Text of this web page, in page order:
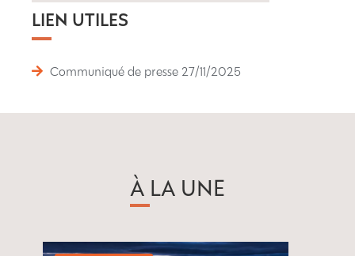
LIEN UTILES
Communiqué de presse 27/11/2025
À LA UNE